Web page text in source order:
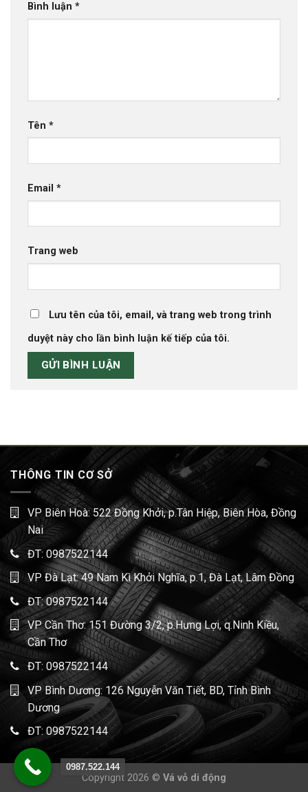
Bình luận *
Tên *
Email *
Trang web
Lưu tên của tôi, email, và trang web trong trình
duyệt này cho lần bình luận kế tiếp của tôi.
THÔNG TIN CƠ SỞ
VP Biên Hoà: 522 Đồng Khởi, p.Tân Hiệp, Biên Hòa, Đồng
Nai
ĐT: 0987522144
VP Đà Lạt: 49 Nam Kì Khởi Nghĩa, p.1, Đà Lạt, Lâm Đồng
ĐT:0987522144
VP Cần Thơ: 151 Đường 3/2, p.Hưng Lợi, q.Ninh Kiều,
Cần Thơ
ĐT: 0987522144
VP Bình Dương: 126 Nguyễn Văn Tiết, BD, Tỉnh Bình
Dương
ĐT: 0987522144
Copyright 2026 © Vá vỏ di động
0987.522.144